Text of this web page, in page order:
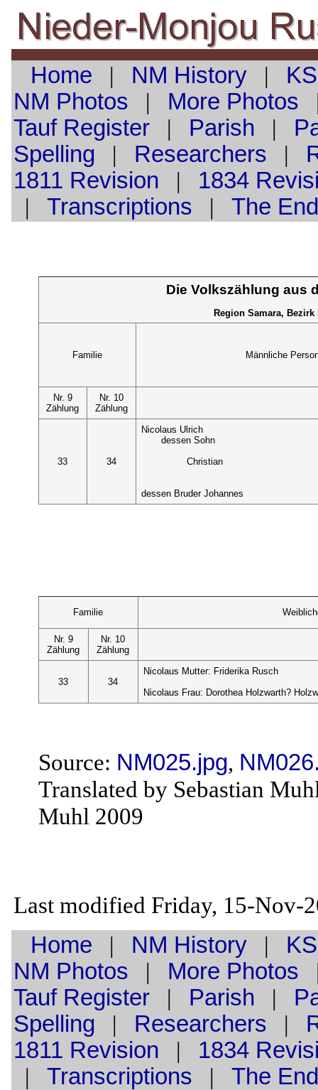
Home | NM History|
NM Photos | More Photos
TaufRegister| Parish |
Spelling | Researchers |
1811 Revision | 1834
| Transcriptions | The End
Die Volkszählung aus
Region Samara,
Familie Männliche
Nr. 9
Zählung
Nr. 10
Zählung
33 34
Nicolaus Ulrich
dessen Sohn
Christian
dessen Bruder Johannes
Familie
Nr. 9
Zählung
Nr. 10
Zählung
33 34
Nicolaus Mutter: Friderika Rusch
Nicolaus Frau: Dorothea Holzwarth?
Source: NM025.jpg,
Translated by Sebastian
Muhl 2009
Last modified Friday, 15-Nov-
Home | NM History|
NM Photos | More Photos
TaufRegister| Parish |
Spelling | Researchers |
1811 Revision | 1834
| Transcriptions | The End